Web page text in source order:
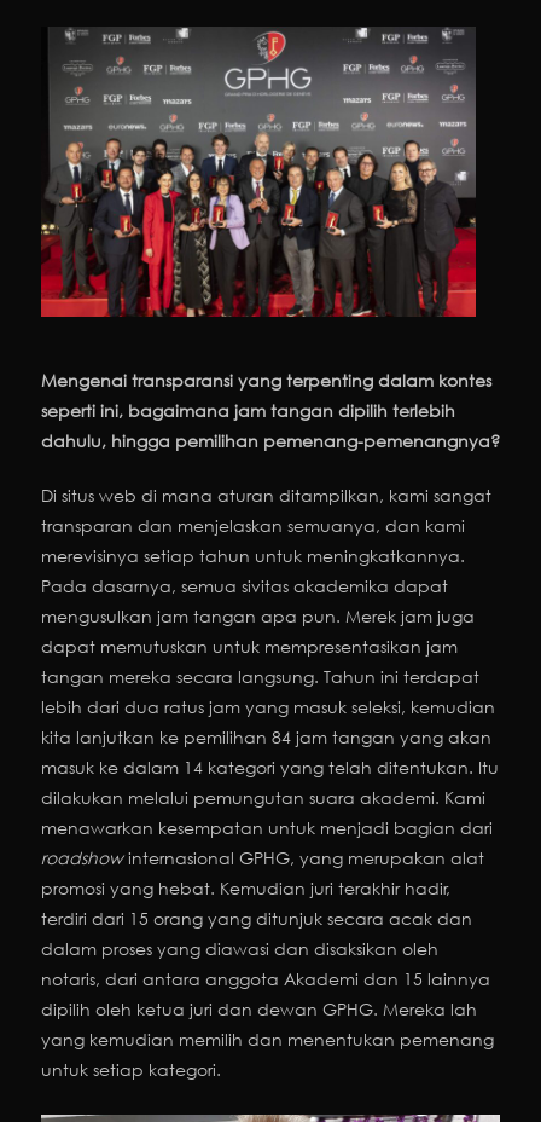
Mengenai transparansi yang terpenting dalam kontes
seperti ini, bagaimana jam tangan dipilih terlebih
dahulu, hingga pemilihan pemenang-pemenangnya?
Di situs web di mana aturan ditampilkan, kami sangat
transparan dan menjelaskan semuanya, dan kami
merevisinya setiap tahun untuk meningkatkannya.
Pada dasarnya, semua sivitas akademika dapat
mengusulkan jam tangan apa pun. Merek jam juga
dapat memutuskan untuk mempresentasikan jam
tangan mereka secara langsung. Tahun ini terdapat
lebih dari dua ratus jam yang masuk seleksi, kemudian
kita lanjutkan ke pemilihan 84 jam tangan yang akan
masuk ke dalam 14 kategori yang telah ditentukan. Itu
dilakukan melalui pemungutan suara akademi. Kami
menawarkan kesempatan untuk menjadi bagian dari
roadshowinternasional GPHG, yang merupakan alat
promosi yang hebat. Kemudian juri terakhir hadir,
terdiri dari 15 orang yang ditunjuk secara acak dan
dalam proses yang diawasi dan disaksikan oleh
notaris, dari antara anggota Akademi dan 15 lainnya
dipilih oleh ketua juri dan dewan GPHG. Mereka lah
yang kemudian memilih dan menentukan pemenang
untuk setiap kategori.